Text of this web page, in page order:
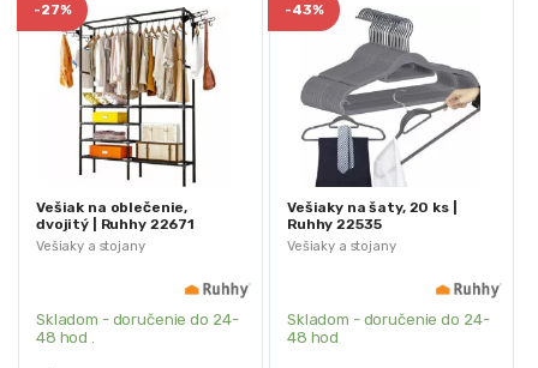
Vešiaky a stojany
-27%
Vešiak na oblečenie,
dvojitý | Ruhhy 22671
Skladom - doručenie do 24-
48 hod .
Vešiaky a stojany
-43%
Vešiaky na šaty, 20 ks |
Ruhhy 22535
Skladom - doručenie do 24-
48 hod